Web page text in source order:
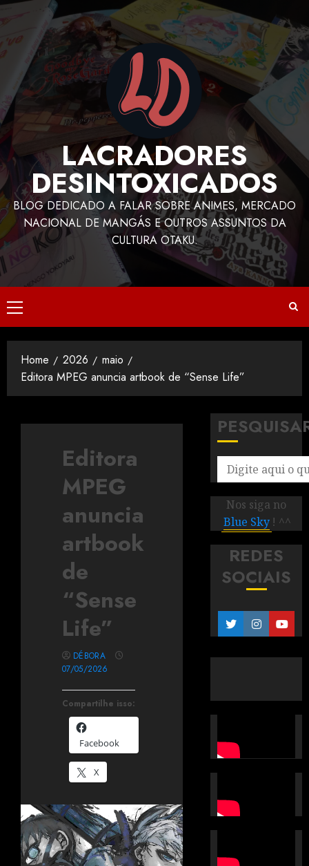
LACRADORES
DESINTOXICADOS
BLOG DEDICADO A FALAR SOBRE ANIMES, MERCADO
NACIONAL DE MANGÁS E OUTROS ASSUNTOS DA
CULTURA OTAKU.
Home 2026
maio
Editora MPEG anuncia artbook de “Sense Life”
Editora
MPEG
anuncia
artbook
de
“Sense
Life”
Compartilhe isso:
Facebook
X
DÉBORA
07/05/2026
Nos siga no
Blue Sky ! ^^
REDES
SOCIAIS